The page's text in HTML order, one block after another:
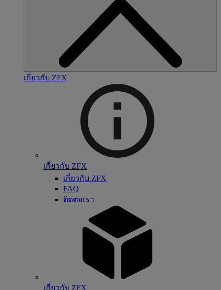
เกี่ยวกับ ZFX
เกี่ยวกับ ZFX
เกี่ยวกับ ZFX
FAQ
ติดต่อเรา
เกี่ยวกับ ZFX